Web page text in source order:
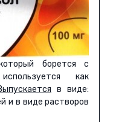
борется с
как
в виде:
и в виде растворов